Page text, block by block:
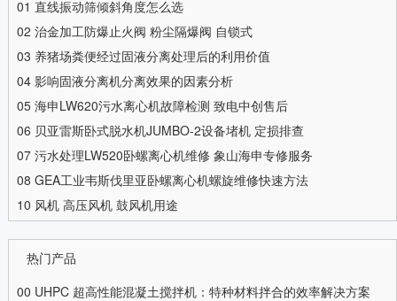
01 直线振动筛倾斜角度怎么选
02 治金加工防爆止火阀 粉尘隔爆阀 自锁式
03 养猪场粪便经过固液分离处理后的利用价值
04 影响固液分离机分离效果的因素分析
05 海申LW620污水离心机故障检测 致电中创售后
06 贝亚雷斯卧式脱水机JUMBO-2设备堵机 定损排查
07 污水处理LW520卧螺离心机维修 象山海申专修服务
08 GEA工业韦斯伐里亚卧螺离心机螺旋维修快速方法
10 风机 高压风机 鼓风机用途
热门产品
00 UHPC 超高性能混凝土搅拌机：特种材料拌合的效率解决方案